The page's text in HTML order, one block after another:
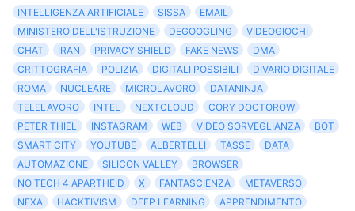
INTELLIGENZA ARTIFICIALE
SISSA
EMAIL
MINISTERO DELL'ISTRUZIONE
DEGOOGLING
VIDEOGIOCHI
CHAT
IRAN PRIVACY SHIELD FAKE NEWS
DMA
CRITTOGRAFIA
POLIZIA DIGITALI POSSIBILI
DIVARIO DIGITALE
ROMA
NUCLEARE MICROLAVORO
DATANINJA
TELELAVORO
INTEL NEXTCLOUD
CORY DOCTOROW
PETER THIEL
INSTAGRAM WEB VIDEO SORVEGLIANZA
BOT
SMART CITY
YOUTUBE ALBERTELLI TASSE
DATA
AUTOMAZIONE
SILICON VALLEY
BROWSER
NO TECH 4 APARTHEID
X FANTASCIENZA
METAVERSO
NEXA
HACKTIVISM DEEP LEARNING
APPRENDIMENTO